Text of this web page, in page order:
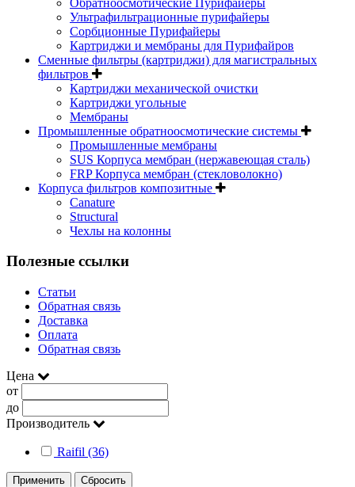
Ультрафильтрационные пурифайеры
Сорбционные Пурифайеры
Картриджи и мембраны для Пурифайров
Сменные фильтры (картриджи) для магистральных
фильтров
Картриджи механической очистки
Картриджи угольные
Мембраны
Промышленные обратноосмотические системы
Промышленные мембраны
SUS Корпуса мембран (нержавеющая сталь)
FRP Корпуса мембран (стекловолокно)
Корпуса фильтров композитные
Canature
Structural
Чехлы на колонны
Полезные ссылки
Статьи
Обратная связь
Доставка
Оплата
Обратная связь
Цена
от
до
Производитель
Raifil (36)
Применить Сбросить